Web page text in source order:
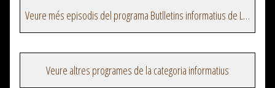
Veure més episodis del programa Butlletins informatius de La Xarxa
Veure altres programes de la categoria informatius